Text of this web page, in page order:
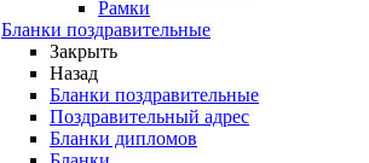
Рамки
Бланки поздравительные
Закрыть
Назад
Бланки поздравительные
Поздравительный адрес
Бланки дипломов